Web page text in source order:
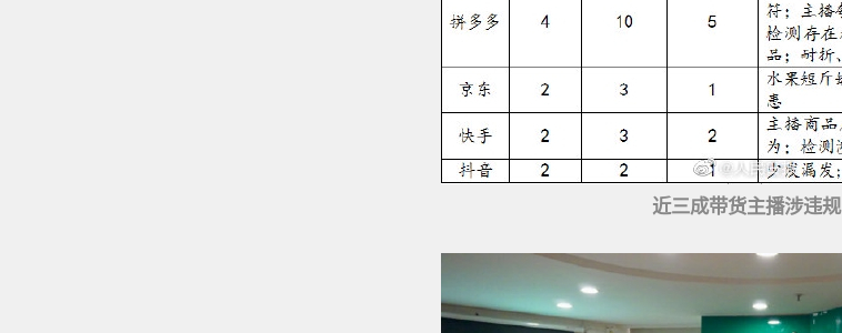
近三成带货主播涉违规